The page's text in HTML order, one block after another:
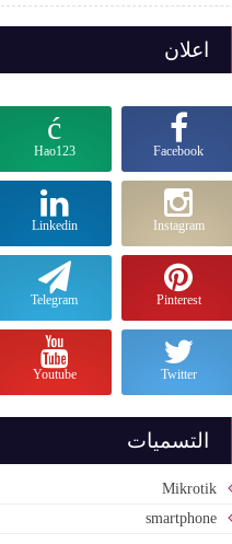
اعلان
Facebook
Hao123
Instagram
Linkedin
Pinterest
Telegram
Twitter
Youtube
التسميات
Mikrotik
smartphone